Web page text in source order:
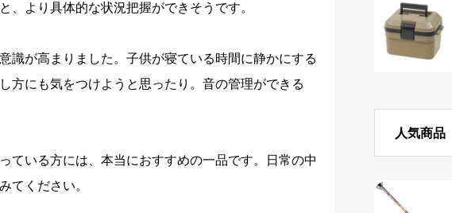
、より具体的な状況把握ができそうです。
識が高まりました。子供が寝ている時間に静かにする
方にも気をつけようと思ったり。音の管理ができる
ている方には、本当におすすめの一品です。日常の中
てください。
人気商品